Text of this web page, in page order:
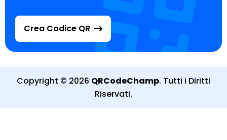
Crea Codice QR
Copyright © 2026 QRCodeChamp. Tutti i Diritti
Riservati.